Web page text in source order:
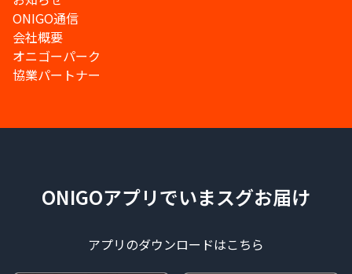
ONIGO通信
会社概要
オニゴーパーク
協業パートナー
ONIGOアプリでいまスグお届け
アプリのダウンロードはこちら